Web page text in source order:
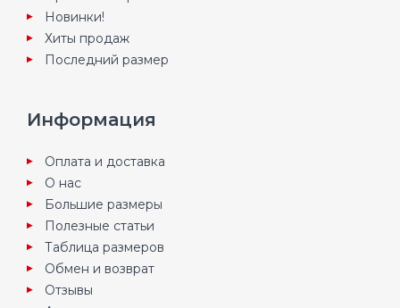
Новинки!
Хиты продаж
Последний размер
Информация
Оплата и доставка
О нас
Большие размеры
Полезные статьи
Таблица размеров
Обмен и возврат
Отзывы